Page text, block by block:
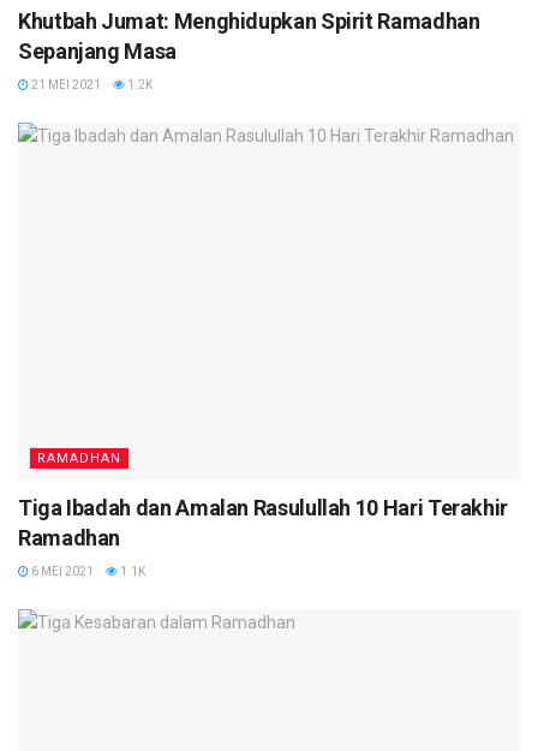
Khutbah Jumat: Menghidupkan Spirit Ramadhan
Sepanjang Masa
21 MEI 2021 1.2K
RAMADHAN
Tiga Ibadah dan Amalan Rasulullah 10 Hari Terakhir
Ramadhan
6 MEI 2021 1.1K